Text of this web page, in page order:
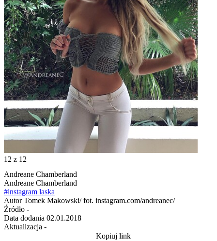
12 z 12
Andreane Chamberland
Andreane Chamberland
#instagram laska
Autor Tomek Makowski/ fot. instagram.com/andreanec/
Źródło -
Data dodania 02.01.2018
Aktualizacja -
Kopiuj link